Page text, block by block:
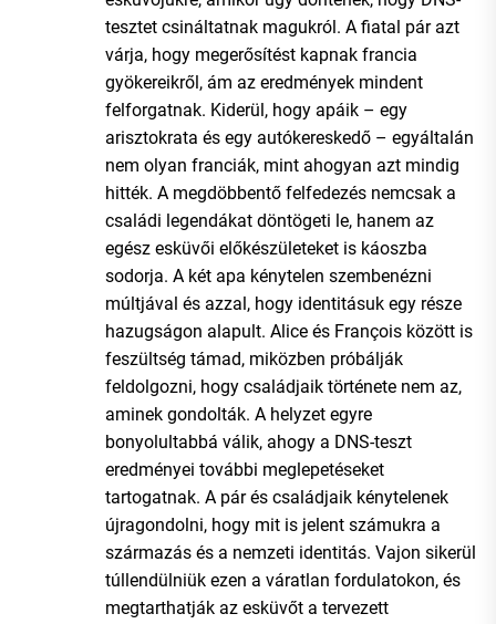
tesztet csináltatnak magukról. A fiatal pár azt
várja, hogy megerősítést kapnak francia
gyökereikről, ám az eredmények mindent
felforgatnak. Kiderül, hogy apáik – egy
arisztokrata és egy autókereskedő – egyáltalán
nem olyan franciák, mint ahogyan azt mindig
hitték. A megdöbbentő felfedezés nemcsak a
családi legendákat döntögeti le, hanem az
egész esküvői előkészületeket is káoszba
sodorja. A két apa kénytelen szembenézni
múltjával és azzal, hogy identitásuk egy része
hazugságon alapult. Alice és François között is
feszültség támad, miközben próbálják
feldolgozni, hogy családjaik története nem az,
aminek gondolták. A helyzet egyre
bonyolultabbá válik, ahogy a DNS-teszt
eredményei további meglepetéseket
tartogatnak. A pár és családjaik kénytelenek
újragondolni, hogy mit is jelent számukra a
származás és a nemzeti identitás. Vajon sikerül
túllendülniük ezen a váratlan fordulatokon, és
megtarthatják az esküvőt a tervezett